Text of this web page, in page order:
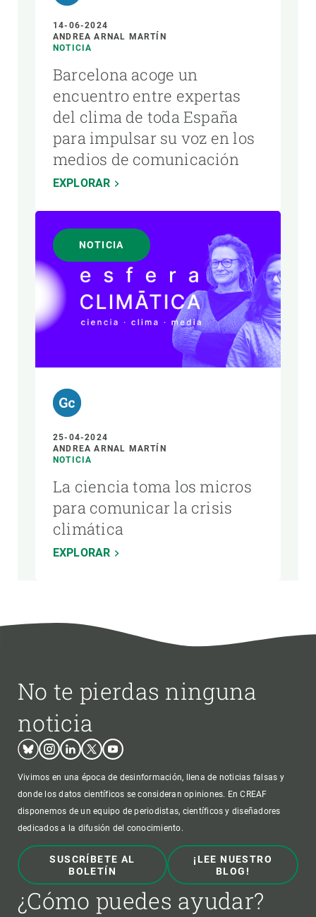
14-06-2024
ANDREA ARNAL MARTÍN
NOTICIA
Barcelona acoge un
encuentro entre expertas
del clima de toda España
para impulsar su voz en los
medios de comunicación
EXPLORAR
NOTICIA
25-04-2024
ANDREA ARNAL MARTÍN
NOTICIA
La ciencia toma los micros
para comunicar la crisis
climática
EXPLORAR
No te pierdas ninguna
noticia
BlueskyInstagram
LinkedinTwitterYoutube
Vivimos en una época de desinformación, llena de noticias falsas y
donde los datos científicos se consideran opiniones. En CREAF
disponemos de un equipo de periodistas, científicos y diseñadores
dedicados a la difusión del conocimiento.
SUSCRÍBETE AL
BOLETÍN
¡LEE NUESTRO
BLOG!
¿Cómo puedes ayudar?